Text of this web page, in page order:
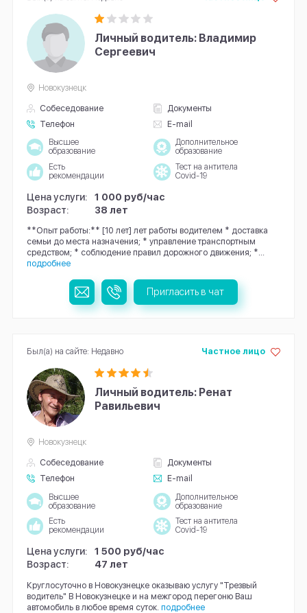
Личный водитель: Владимир
Сергеевич
Собеседование
Документы
Телефон
E-mail
Новокузнецк
Высшее
образование
Дополнительное
образование
Есть
рекомендации
Тест на антитела
Covid-19
Цена услуги:
1 000 руб/час
Возраст:
38 лет
**Опыт работы:** [10 лет] лет работы водителем * доставка
семьи до места назначения; * управление транспортным
средством; * соблюдение правил дорожного движения; *...
подробнее
Пригласить в чат
Личный водитель: Ренат
Равильевич
Собеседование
Документы
Телефон
E-mail
Частное лицо
Новокузнецк
Высшее
образование
Дополнительное
образование
Есть
рекомендации
Тест на антитела
Covid-19
Цена услуги:
1 500 руб/час
Возраст:
47 лет
Круглосуточно в Новокузнецке оказываю услугу "Трезвый
водитель" В Новокузнецке и на межгород перегоню Ваш
автомобиль в любое время суток. подробнее
Был(а) на сайте: Недавно